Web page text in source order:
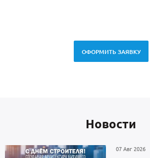
ОФОРМИТЬ ЗАЯВКУ
Новоcти
07 Авг 2026